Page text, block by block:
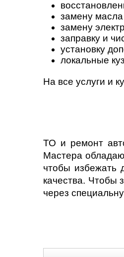
замену масла
замену
заправку и
установку
локальные
На все услуги и
ТО и ремонт
Мастера
чтобы избежать
качества. Чтобы
через